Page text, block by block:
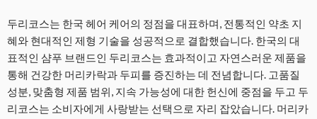
두리코스는 한국 헤어 케어의 정점을 대표하며, 전통적인 약초 지
혜와 현대적인 제형 기술을 성공적으로 결합했습니다. 한국의 대
표적인 샴푸 브랜드인 두리코스는 효과적이고 자연스러운 제품을
통해 건강한 머리카락과 두피를 증진하는 데 전념합니다. 고품질
성분, 맞춤형 제품 범위, 지속 가능성에 대한 헌신에 중점을 두고 두
리코스는 소비자에게 사랑받는 선택으로 자리 잡았습니다. 머리카